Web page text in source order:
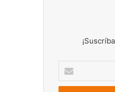
correo